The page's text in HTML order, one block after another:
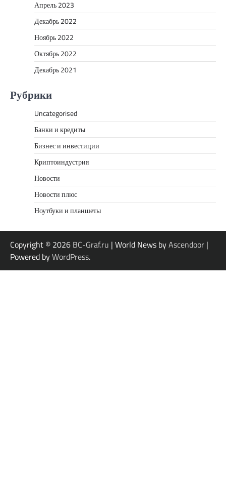
Апрель 2023
Декабрь 2022
Ноябрь 2022
Октябрь 2022
Декабрь 2021
Рубрики
Uncategorised
Банки и кредиты
Бизнес и инвестиции
Криптоиндустрия
Новости
Новости плюс
Ноутбуки и планшеты
Copyright © 2026 BC-Graf.ru | World News byAscendoor |
Powered byWordPress.